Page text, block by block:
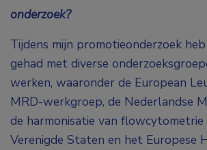
onderzoek?
Tijdens mijn promotieonderzoek
gehad met diverse
werken, waaronder de European
MRD-werkgroep, de Nederlandse
de harmonisatie van flowcytometrie
Verenigde Staten en het Europese